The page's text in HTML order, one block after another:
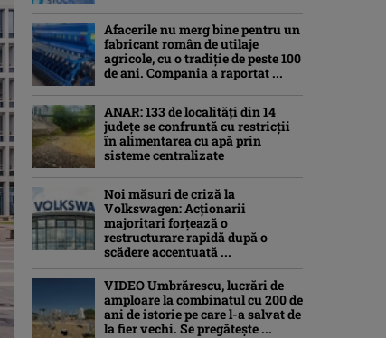
Afacerile nu merg bine pentru un
fabricant român de utilaje
agricole, cu o tradiție de peste 100
de ani. Compania a raportat ...
ANAR: 133 de localități din 14
județe se confruntă cu restricții
în alimentarea cu apă prin
sisteme centralizate
Noi măsuri de criză la
Volkswagen: Acționarii
majoritari forțează o
restructurare rapidă după o
scădere accentuată ...
VIDEO Umbrărescu, lucrări de
amploare la combinatul cu 200 de
ani de istorie pe care l-a salvat de
la fier vechi. Se pregătește ...